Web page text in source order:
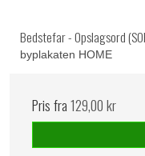
Bedstefar - Opslagsord
byplakaten HOME
Pris fra129,00 kr